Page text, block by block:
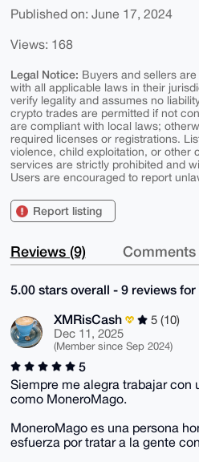
Published on: June 17, 2024
Views: 168
Legal Notice: Buyers and sellers
with all applicable laws in their
verify legality and assumes no
crypto trades are permitted if not
are compliant with local laws;
required licenses or registrations.
violence, child exploitation, or other
services are strictly prohibited and
Users are encouraged to report
Report listing
Reviews (9) Comments
5.00 stars overall - 9 reviews
XMRisCash
5 (10)
Dec 11, 2025
(Member since Sep 2024)
5
Siempre me alegra trabajar con
como MoneroMago.
MoneroMago es una persona
esfuerza por tratar a la gente